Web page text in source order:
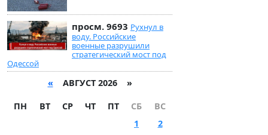
просм. 9693 Рухнул в
воду. Российские
военные разрушили
стратегический мост под
Одессой
« АВГУСТ 2026 »
ПН ВТ СР ЧТ ПТ СБ
ВС
1
2